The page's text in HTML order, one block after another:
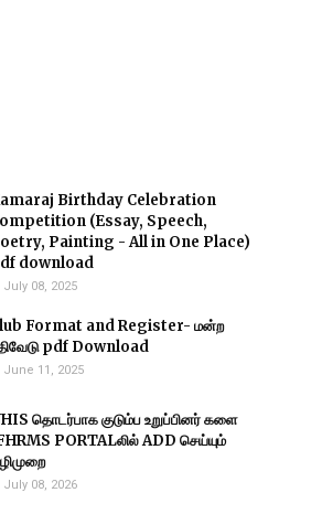
Birthday Celebration
(Essay, Speech,
Painting - All in One Place)
download
July 08, 2025
Format and Register- மன்ற
pdf Download
June 11, 2025
தொடர்பாக குடும்ப உறுப்பினர் களை
PORTALலில் ADD செய்யும்
July 08, 2026